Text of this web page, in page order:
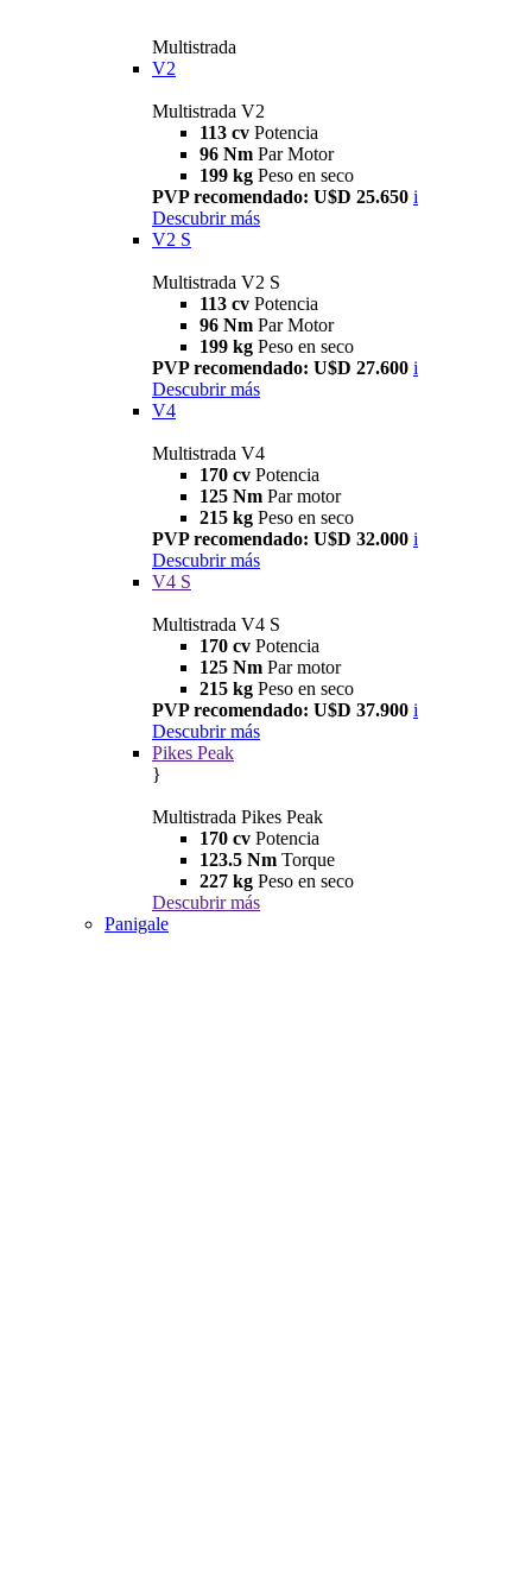
Multistrada
V2
Multistrada V2
113 cv Potencia
96 Nm Par Motor
199 kg Peso en seco
PVP recomendado: U$D 25.650 i
Descubrir más
V2 S
Multistrada V2 S
113 cv Potencia
96 Nm Par Motor
199 kg Peso en seco
PVP recomendado: U$D 27.600 i
Descubrir más
V4
Multistrada V4
170 cv Potencia
125 Nm Par motor
215 kg Peso en seco
PVP recomendado: U$D 32.000 i
Descubrir más
V4 S
Multistrada V4 S
170 cv Potencia
125 Nm Par motor
215 kg Peso en seco
PVP recomendado: U$D 37.900 i
Descubrir más
Pikes Peak
}
Multistrada Pikes Peak
170 cv Potencia
123.5 Nm Torque
227 kg Peso en seco
Descubrir más
Panigale